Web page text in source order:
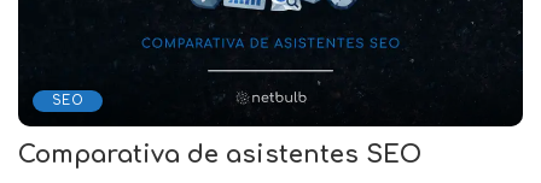
SEO
Comparativa de asistentes SEO